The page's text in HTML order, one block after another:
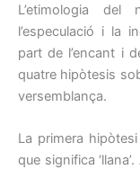
L’etimologia
l’especulació i la
part de l’encant i
quatre hipòtesis
versemblança.
La primera
que significa